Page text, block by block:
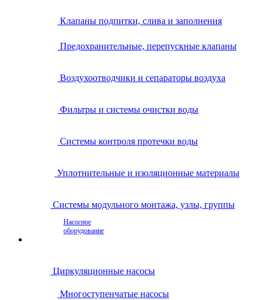
Клапаны подпитки, слива и заполнения
Предохранительные, перепускные клапаны
Воздухоотводчики и сепараторы воздуха
Фильтры и системы очистки воды
Системы контроля протечки воды
Уплотнительные и изоляционные материалы
Системы модульного монтажа, узлы, группы
Насосное
оборудование
Циркуляционные насосы
Многоступенчатые насосы